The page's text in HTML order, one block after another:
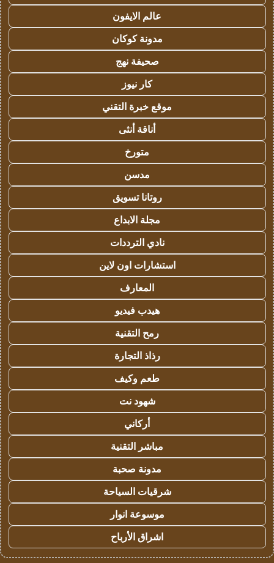
عالم الايفون
مدونة كوكان
صحيفة نهج
كار نيوز
موقع خبرة التقني
أناقة أنثى
متورخ
مدسن
روتانا تسويق
مجلة الابداع
نادي الترددات
استشارات اون لاين
المعارف
هيدب فيديو
رمح التقنية
رذاذ التجارة
طعم وكيف
شهود نت
أركاني
مباشر التقنية
مدونة صحبة
شرقيات السياحة
موسوعة انوار
اشراق الأرباح